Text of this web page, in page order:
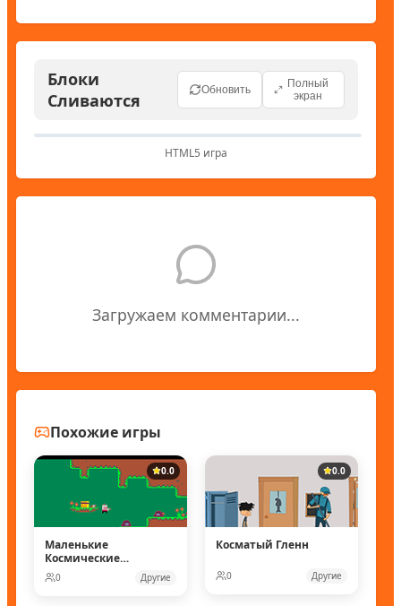
Блоки
Сливаются
Обновить
Полный
экран
HTML5 игра
Загружаем комментарии...
Похожие игры
0.0
Маленькие
Космические
рейнджеры
0 Другие
0.0
Косматый Гленн
0 Другие